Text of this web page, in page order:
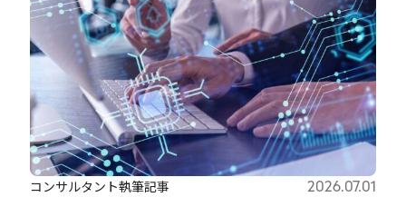
コンサルタント執筆記事 2026.07.01